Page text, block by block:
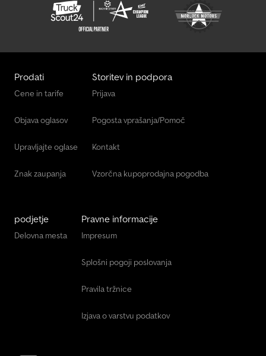
Prodati
Cene in tarife
Objava oglasov
Upravljajte oglase
Znak zaupanja
Storitev in podpora
Prijava
Pogosta vprašanja/Pomoč
Kontakt
Vzorčna kupoprodajna pogodba
podjetje
Delovna mesta
Pravne informacije
Impresum
Splošni pogoji poslovanja
Pravila tržnice
Izjava o varstvu podatkov